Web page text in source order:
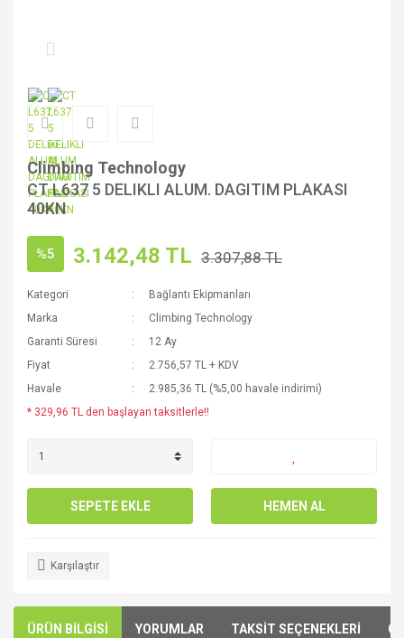
Climbing Technology
CT L637 5 DELIKLI ALUM. DAGITIM PLAKASI
40KN
%5 3.142,48 TL 3.307,88 TL
Kategori
Bağlantı Ekipmanları
Marka
Climbing Technology
Garanti Süresi
12 Ay
Fiyat
2.756,57 TL + KDV
Havale
2.985,36 TL (%5,00 havale indirimi)
* 329,96 TL den başlayan taksitlerle!!
SEPETE EKLE HEMEN AL
Karşılaştır
ÜRÜN BİLGİSİ YORUMLAR TAKSİT SEÇENEKLERİ